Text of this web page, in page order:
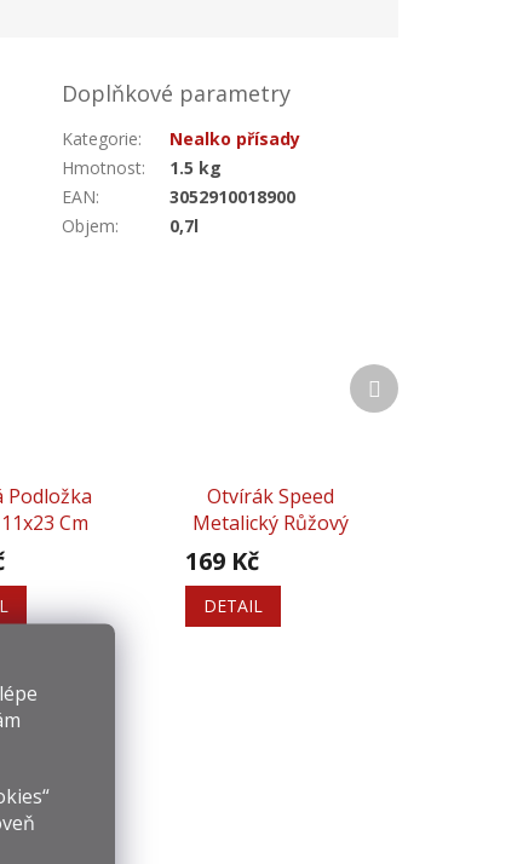
Doplňkové parametry
Kategorie:
Nealko přísady
Hmotnost:
1.5 kg
EAN:
3052910018900
Objem: 0,7l
Podložka
Cm
Otvírák Speed
Metalický Růžový
169 Kč
DETAIL
Další
produkt